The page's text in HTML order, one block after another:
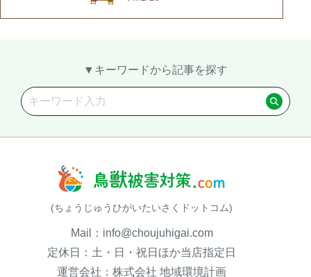
▼キーワードから記事を探す
(ちょうじゅうひがいたいさくドットコム)
Mail：info@choujuhigai.com
定休日：土・日・祝日ほか当店指定日
運営会社：株式会社 地域環境計画